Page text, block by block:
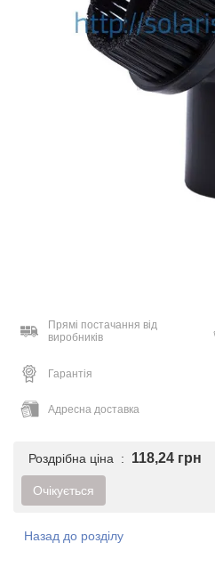
Прямі постачання від
виробників
Гарантія
Адресна доставка
Роздрібна ціна : 118,24 грн
Очікується
Назад до розділу